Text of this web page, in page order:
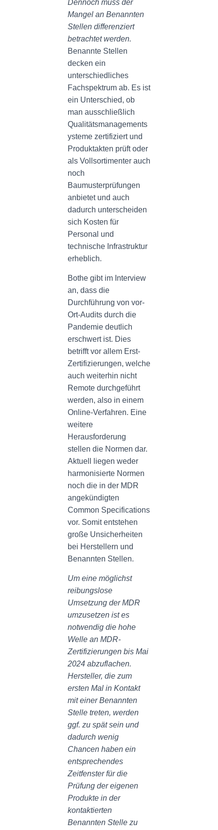
Dennoch muss der
Mangel an Benannten
Stellen differenziert
betrachtet werden.
Benannte Stellen
decken ein
unterschiedliches
Fachspektrum ab. Es ist
ein Unterschied, ob
man ausschließlich
Qualitätsmanagements
ysteme zertifiziert und
Produktakten prüft oder
als Vollsortimenter auch
noch
Baumusterprüfungen
anbietet und auch
dadurch unterscheiden
sich Kosten für
Personal und
technische Infrastruktur
erheblich.
Bothe gibt im Interview
an, dass die
Durchführung von vor-
Ort-Audits durch die
Pandemie deutlich
erschwert ist. Dies
betrifft vor allem Erst-
Zertifizierungen, welche
auch weiterhin nicht
Remote durchgeführt
werden, also in einem
Online-Verfahren. Eine
weitere
Herausforderung
stellen die Normen dar.
Aktuell liegen weder
harmonisierte Normen
noch die in der MDR
angekündigten
Common Specifications
vor. Somit entstehen
große Unsicherheiten
bei Herstellern und
Benannten Stellen.
Um eine möglichst
reibungslose
Umsetzung der MDR
umzusetzen ist es
notwendig die hohe
Welle an MDR-
Zertifizierungen bis Mai
2024 abzuflachen.
Hersteller, die zum
ersten Mal in Kontakt
mit einer Benannten
Stelle treten, werden
ggf. zu spät sein und
dadurch wenig
Chancen haben ein
entsprechendes
Zeitfenster für die
Prüfung der eigenen
Produkte in der
kontaktierten
Benannten Stelle zu